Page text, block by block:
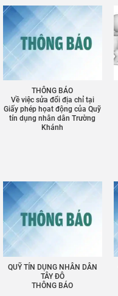
THÔNG BÁO
Về việc sửa đổi địa chỉ tại
Giấy phép họat động của Quỹ
tín dụng nhân dân Trường
Khánh
QUỸ TÍN DỤNG NHÂN DÂN
TÂY ĐÔ
THÔNG BÁO